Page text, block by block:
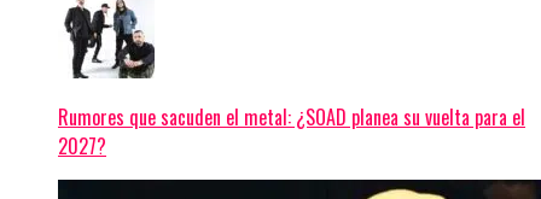
Rumores que sacuden el metal: ¿SOAD planea su vuelta para el
2027?